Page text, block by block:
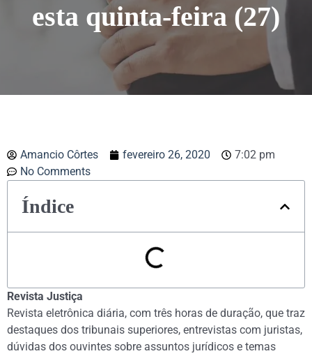
esta quinta-feira (27)
Amancio Côrtes fevereiro 26, 2020
7:02 pm
No Comments
Índice
Revista Justiça
Revista eletrônica diária, com três horas de duração, que traz
destaques dos tribunais superiores, entrevistas com juristas,
dúvidas dos ouvintes sobre assuntos jurídicos e temas